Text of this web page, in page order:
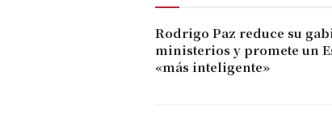
Rodrigo Paz reduce su
ministerios y promete un
«más inteligente»